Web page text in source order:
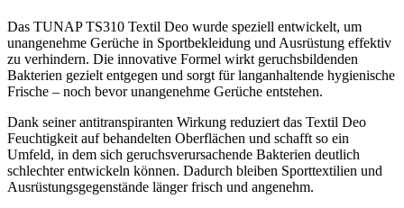
Das TUNAP TS310 Textil Deo wurde speziell entwickelt, um
unangenehme Gerüche in Sportbekleidung und Ausrüstung effektiv
zu verhindern. Die innovative Formel wirkt geruchsbildenden
Bakterien gezielt entgegen und sorgt für langanhaltende hygienische
Frische – noch bevor unangenehme Gerüche entstehen.
Dank seiner antitranspiranten Wirkung reduziert das Textil Deo
Feuchtigkeit auf behandelten Oberflächen und schafft so ein
Umfeld, in dem sich geruchsverursachende Bakterien deutlich
schlechter entwickeln können. Dadurch bleiben Sporttextilien und
Ausrüstungsgegenstände länger frisch und angenehm.